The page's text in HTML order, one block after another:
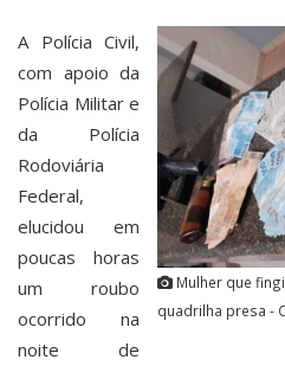
Mulher que
quadrilha presa -
A Polícia Civil,
com apoio da
Polícia Militar e
da Polícia
Rodoviária
Federal,
elucidou em
poucas horas
um roubo
ocorrido na
noite de